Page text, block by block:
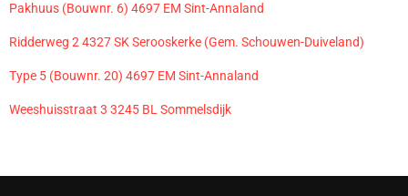
Pakhuus (Bouwnr. 6) 4697 EM Sint-Annaland
Ridderweg 2 4327 SK Serooskerke (Gem. Schouwen-Duiveland)
Type 5 (Bouwnr. 20) 4697 EM Sint-Annaland
Weeshuisstraat 3 3245 BL Sommelsdijk